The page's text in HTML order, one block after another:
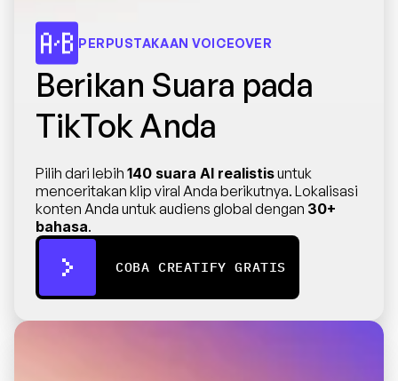
PERPUSTAKAAN VOICEOVER
Berikan Suara pada
TikTok Anda
Pilih dari lebih 140 suara AI realistis untuk
menceritakan klip viral Anda berikutnya. Lokalisasi
konten Anda untuk audiens global dengan 30+
bahasa.
COBA CREATIFY GRATIS